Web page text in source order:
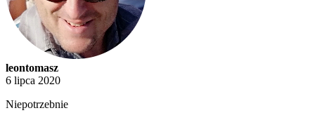
leontomasz
6 lipca 2020
Niepotrzebnie